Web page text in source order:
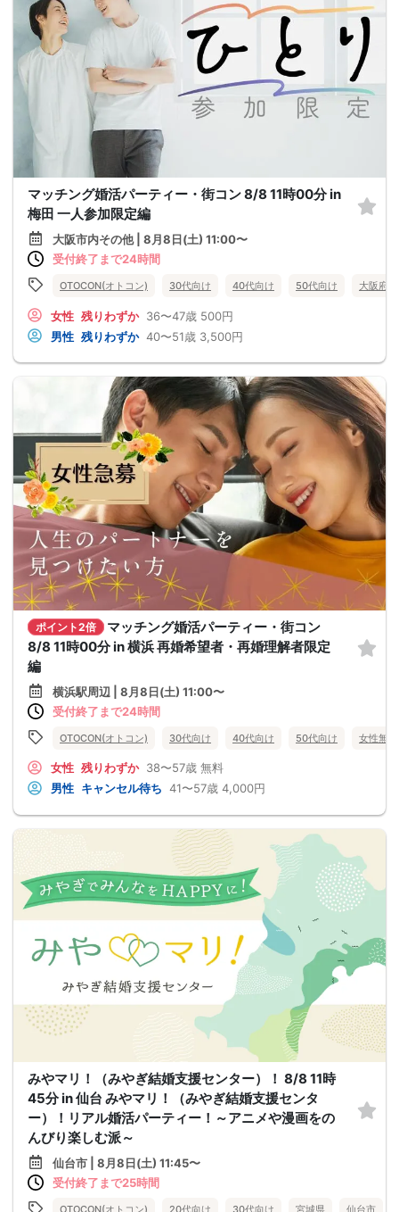
マッチング婚活パーティー・街コン 8/8 11時00分 in
梅田 一人参加限定編
大阪市内その他 | 8月8日(土) 11:00〜
受付終了まで24時間
OTOCON(オトコン) 30代向け 40代向け 50代向け 大阪府
女性 残りわずか 36〜47歳 500円
男性 残りわずか 40〜51歳 3,500円
ポイント2倍
マッチング婚活パーティー・街コン
8/8 11時00分 in 横浜 再婚希望者・再婚理解者限定
編
横浜駅周辺 | 8月8日(土) 11:00〜
受付終了まで24時間
OTOCON(オトコン) 30代向け 40代向け 50代向け 女性無料
女性 残りわずか 38〜57歳 無料
男性 キャンセル待ち 41〜57歳 4,000円
みやマリ！（みやぎ結婚支援センター）！ 8/8 11時
45分 in 仙台 みやマリ！（みやぎ結婚支援センタ
ー）！リアル婚活パーティー！～アニメや漫画をの
んびり楽しむ派～
仙台市 | 8月8日(土) 11:45〜
受付終了まで25時間